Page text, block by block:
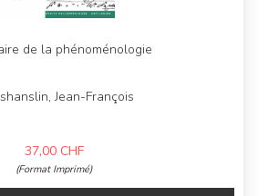
de la phénoménologie
Jean-François
37,00 CHF
(Format Imprimé)